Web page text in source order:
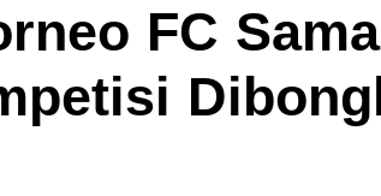
FC